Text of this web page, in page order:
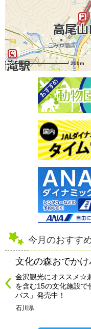
200m
今月のおすすめ
文化の森おでかけ
金沢観光にオススメ☆
を含む15の文化施設で
パス」発売中！
石川県